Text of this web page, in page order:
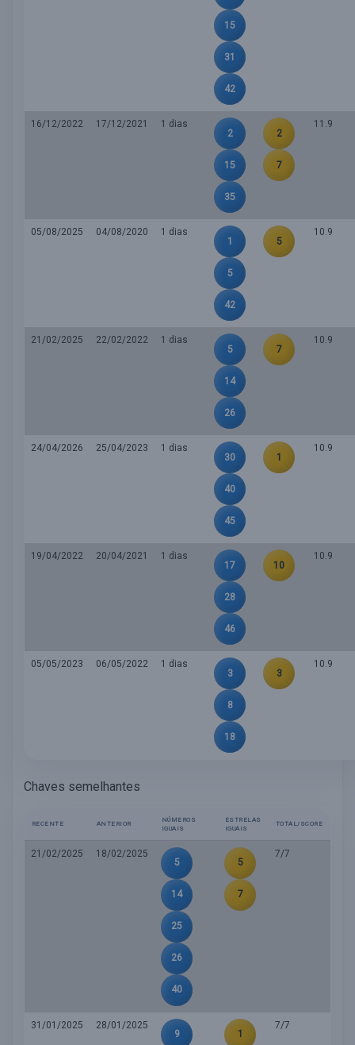
15
31
42
16/12/2022 17/12/2021
1 dias
2
15
35
2
7
11.9
05/08/2025 04/08/2020
1 dias
1
5
42
5
10.9
21/02/2025 22/02/2022
1 dias
5
14
26
7
10.9
24/04/2026 25/04/2023
1 dias
30
40
45
1
10.9
19/04/2022 20/04/2021
1 dias
17
28
46
10
10.9
05/05/2023 06/05/2022
1 dias
3
8
18
3
10.9
Chaves semelhantes
RECENTE ANTERIOR
NÚMEROS
IGUAIS
ESTRELAS
IGUAIS
TOTAL/SCORE
21/02/2025
18/02/2025
5
14
25
26
40
5
7
7/7
31/01/2025
28/01/2025
9
1
7/7